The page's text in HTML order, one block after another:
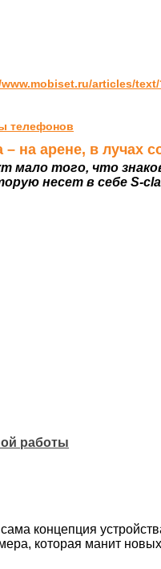
articles/text/
телефонов
– на арене, в лучах
мало того, что
несет в себе S-
работы
концепция
которая манит